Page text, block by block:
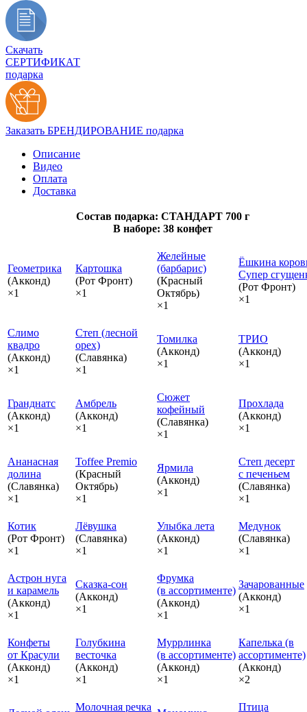
Скачать
СЕРТИФИКАТ
подарка
Заказать БРЕНДИРОВАНИЕ подарка
Описание
Видео
Оплата
Доставка
Состав подарка: СТАНДАРТ 700 г
В наборе: 38 конфет
Геометрика
(Акконд)
×1
Картошка
(Рот Фронт)
×1
Желейные
(барбарис)
(Красный
Октябрь)
×1
Ёшкина
Супер
(Рот Фронт)
×1
Слимо
квадро
(Акконд)
×1
Степ (лесной
орех)
(Славянка)
×1
Томилка
(Акконд)
×1
ТРИО
(Акконд)
×1
Гранднатс
(Акконд)
×1
Амбрель
(Акконд)
×1
Сюжет
кофейный
(Славянка)
×1
Прохлада
(Акконд)
×1
Ананасная
долина
(Славянка)
×1
Toffee Premio
(Красный
Октябрь)
×1
Ярмила
(Акконд)
×1
Степ десерт
с печеньем
(Славянка)
×1
Котик
(Рот Фронт)
×1
Лёвушка
(Славянка)
×1
Улыбка лета
(Акконд)
×1
Медунок
(Славянка)
×1
Астрон нуга
и карамель
(Акконд)
×1
Сказка‑сон
(Акконд)
×1
Фрумка
(в ассортименте)
(Акконд)
×1
Зачарованные
(Акконд)
×1
Конфеты
от Красули
(Акконд)
×1
Голубкина
весточка
(Акконд)
×1
Муррлинка
(в ассортименте)
(Акконд)
×1
Капелька (в
ассортименте)
(Акконд)
×2
Молочная речка Птица